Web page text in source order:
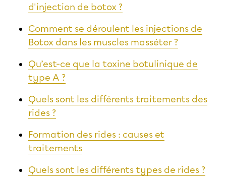
d'injection de botox ?
Comment se déroulent les injections de
Botox dans les muscles masséter ?
Qu’est-ce que la toxine botulinique de
type A ?
Quels sont les différents traitements des
rides ?
Formation des rides : causes et
traitements
Quels sont les différents types de rides ?